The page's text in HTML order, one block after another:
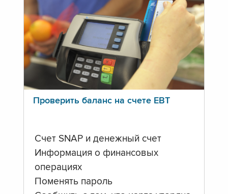
Проверить баланс на счете ЕВТ
Счет SNAP и денежный счет
Информация о финансовых
операциях
Поменять пароль